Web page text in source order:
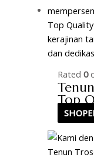
Rated0
Top